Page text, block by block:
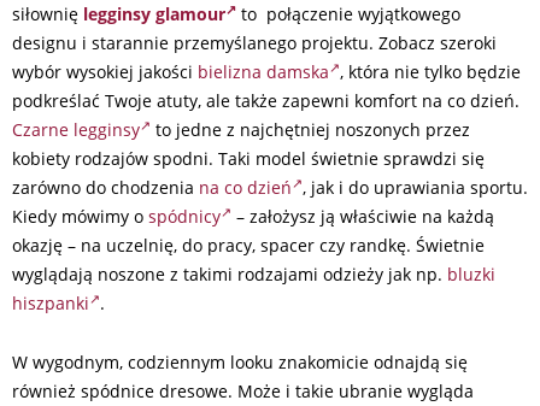
siłownię legginsy glamour
to połączenie wyjątkowego
designu i starannie przemyślanego projektu. Zobacz szeroki
wybór wysokiej jakości bielizna damska , która nie tylko będzie
podkreślać Twoje atuty, ale także zapewni komfort na co dzień.
Czarne legginsy
to jedne z najchętniej noszonych przez
kobiety rodzajów spodni. Taki model świetnie sprawdzi się
zarówno do chodzenia na co dzień , jak i do uprawiania sportu.
Kiedy mówimy o spódnicy
– założysz ją właściwie na każdą
okazję – na uczelnię, do pracy, spacer czy randkę. Świetnie
wyglądają noszone z takimi rodzajami odzieży jak np. bluzki
hiszpanki .
W wygodnym, codziennym looku znakomicie odnajdą się
również spódnice dresowe. Może i takie ubranie wygląda